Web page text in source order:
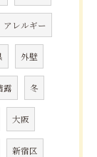
アレルギー
外壁
露 冬
大阪
新宿区